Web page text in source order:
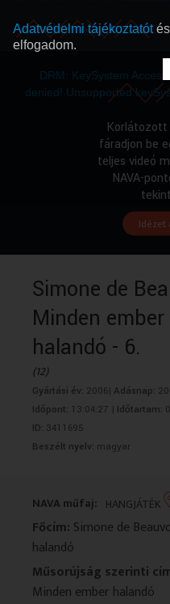
DRM: KeySystem
denied! Unsupported
fáradjon be
teljes videó
NAVA-
Simone de
Minden ember
halandó - 6.
(12)
Gyártási év: 2006| Adásnap:
Időpont: 13:04:27 | Időtartam:
ID: 3411695
Beszélt nyelv: magyar
NAVA műfaj: HANGJÁTÉK
Főcím: Simone de
halandó
Műsorújság szerinti
Minden ember halandó
Adatvédelmi tájékoztatót
elfogadom.